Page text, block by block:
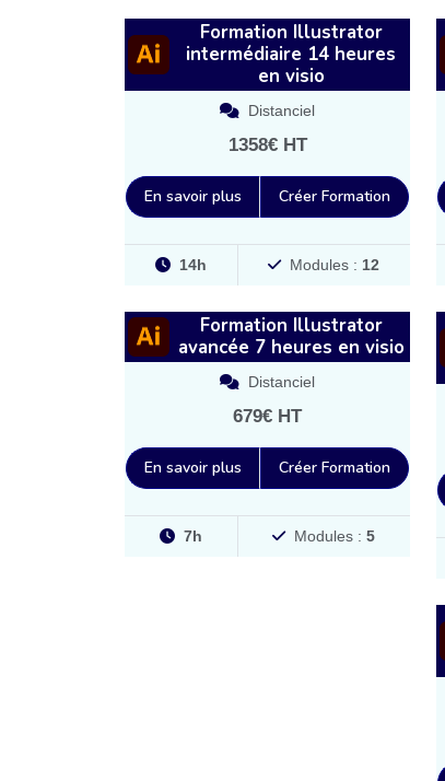
Formation Illustrator
intermédiaire 14 heures
en visio
Distanciel
1358€ HT
En savoir plus Créer Formation
14h Modules : 12
Formation Illustrator
avancée 7 heures en visio
Distanciel
679€ HT
En savoir plus Créer Formation
7h Modules :5